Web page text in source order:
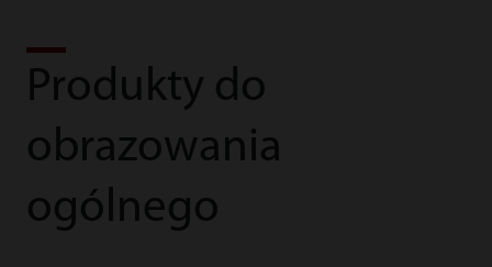
Produkty do
obrazowania
ogólnego